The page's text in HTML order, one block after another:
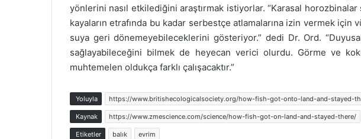
yönlerini nasıl etkilediğini araştırmak istiyorlar. “Karasal horozbinalar
kayaların etrafında bu kadar serbestçe atlamalarına izin vermek için
suya geri dönemeyebileceklerini gösteriyor.” dedi Dr. Ord.
sağlayabileceğini bilmek de heyecan verici olurdu. Görme ve
muhtemelen oldukça farklı çalışacaktır.”
Yoluyla https://www.britishecologicalsociety.org/how-fish-got-onto-land-and-stayed-
Kaynak https://www.zmescience.com/science/how-fish-got-on-land-and-stayed-there/
Etiketler balık evrim